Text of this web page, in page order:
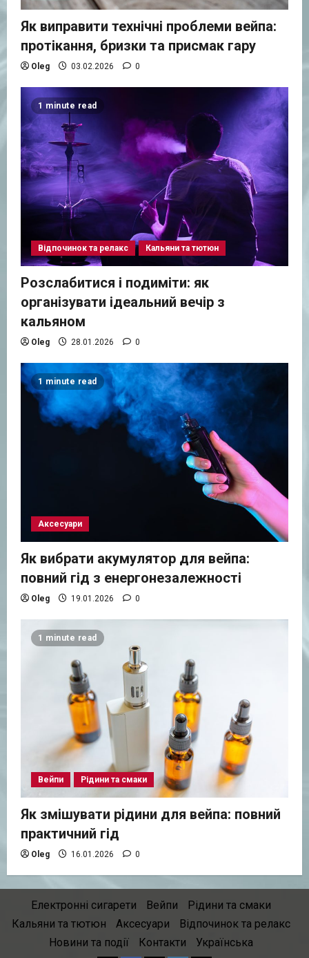
Як виправити технічні проблеми вейпа:
протікання, бризки та присмак гару
Oleg 03.02.2026 0
1 minute read
Відпочинок та релакс Кальяни та тютюн
Розслабитися і подиміти: як
організувати ідеальний вечір з
кальяном
Oleg 28.01.2026 0
1 minute read
Аксесуари
Як вибрати акумулятор для вейпа:
повний гід з енергонезалежності
Oleg 19.01.2026 0
1 minute read
Вейпи Рідини та смаки
Як змішувати рідини для вейпа: повний
практичний гід
Oleg 16.01.2026 0
Електронні сигарети Вейпи
Рідини та смаки
Кальяни та тютюн
Аксесуари
Відпочинок та релакс
Новини та події
Контакти Українська